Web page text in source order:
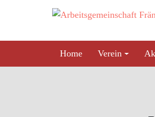
Home
Verein